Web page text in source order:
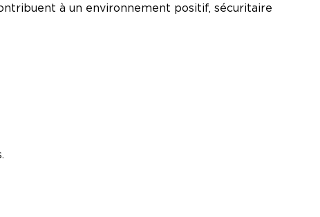
à un environnement positif, sécuritaire